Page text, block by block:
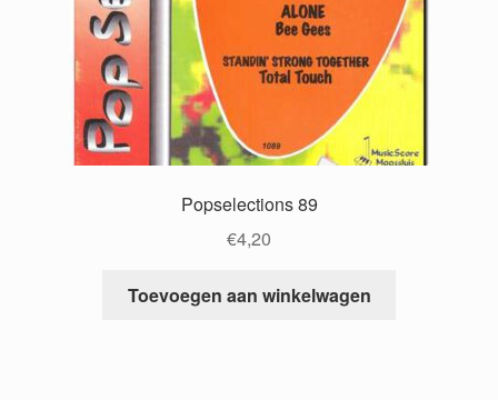
Popselections 89
€4,20
Toevoegen aan winkelwagen